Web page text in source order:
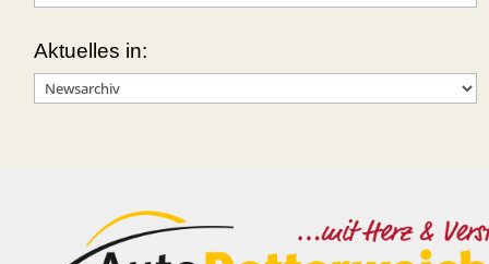
Archiv
Aktuelles in:
Aktuelles
in: